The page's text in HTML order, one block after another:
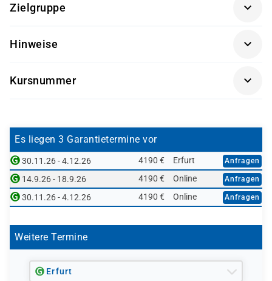
AGM)
Zielgruppe
Finanzbuchhaltung
Hinweise
Kursnummer
Es liegen 3 Garantietermine vor
30.11.26 - 4.12.26 4190 € Erfurt Anfragen
14.9.26 - 18.9.26 4190 € Online Anfragen
30.11.26 - 4.12.26 4190 € Online Anfragen
Weitere Termine
Erfurt